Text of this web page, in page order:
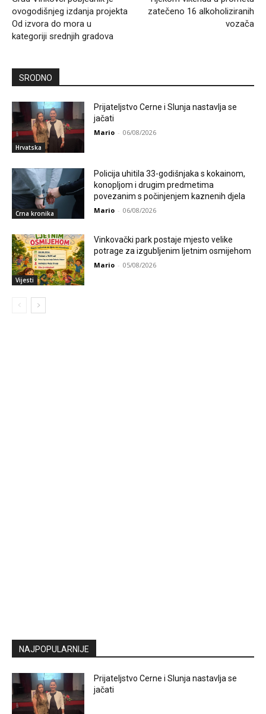
ovogodišnjeg izdanja projekta
Od izvora do mora u
kategoriji srednjih gradova
zatečeno 16 alkoholiziranih
vozača
SRODNO
Hrvatska
Prijateljstvo Cerne i Slunja nastavlja se
jačati
Mario - 06/08/2026
Crna kronika
Policija uhitila 33-godišnjaka s kokainom,
konopljom i drugim predmetima
povezanim s počinjenjem kaznenih djela
Mario - 06/08/2026
Vijesti
Vinkovački park postaje mjesto velike
potrage za izgubljenim ljetnim osmijehom
Mario - 05/08/2026
NAJPOPULARNIJE
Prijateljstvo Cerne i Slunja nastavlja se
jačati